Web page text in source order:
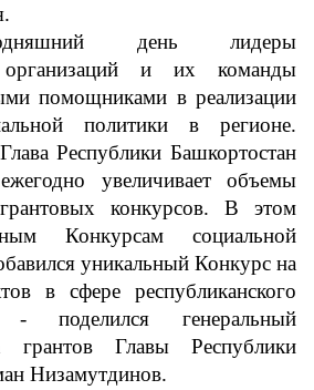
день лидеры
организаций и их команды
помощниками в реализации
политики в регионе.
Республики Башкортостан
увеличивает объемы
конкурсов. В этом
Конкурсам социальной
уникальный Конкурс на
в сфере республиканского
- поделился генеральный
грантов Главы Республики
Низамутдинов.